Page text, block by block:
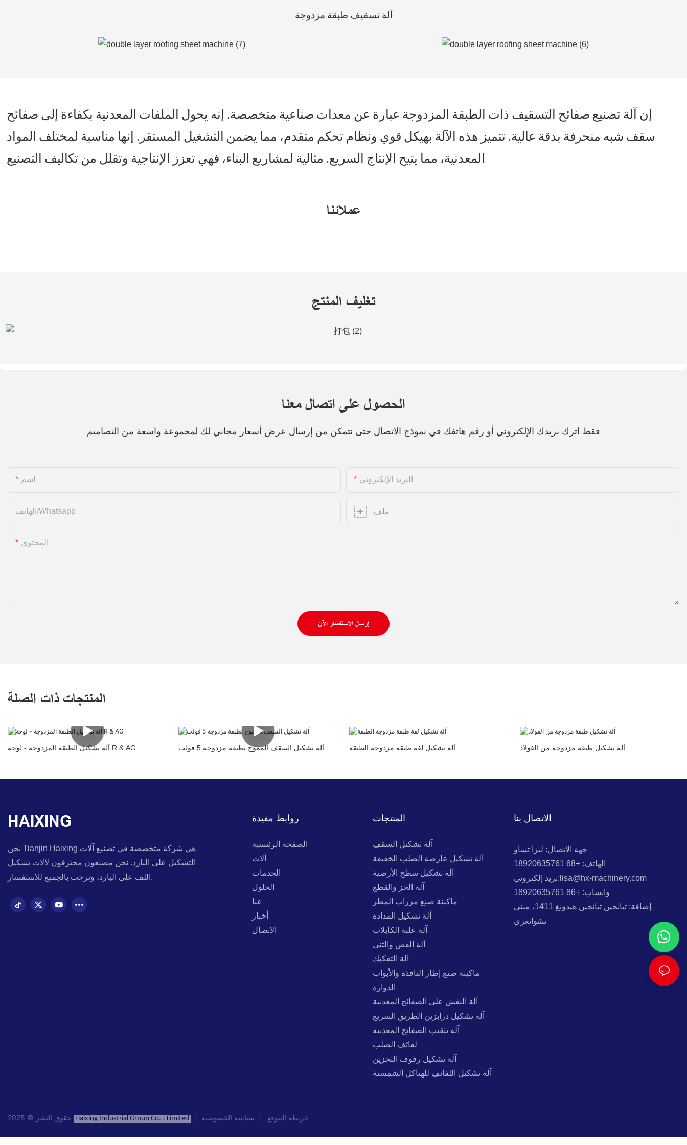
آلة تسقيف طبقة مزدوجة
إن آلة تصنيع صفائح التسقيف ذات الطبقة المزدوجة عبارة عن معدات صناعية متخصصة. إنه يحول الملفات المعدنية بكفاءة إلى صفائح
سقف شبه منحرفة بدقة عالية. تتميز هذه الآلة بهيكل قوي ونظام تحكم متقدم، مما يضمن التشغيل المستقر. إنها مناسبة لمختلف المواد
عملائنا
تغليف المنتج
الحصول على اتصال معنا
فقط اترك بريدك الإلكتروني أو رقم هاتفك في نموذج الاتصال حتى نتمكن من إرسال عرض أسعار مجاني لك لمجموعة واسعة من التصاميم
اسم البريد الإلكتروني
الهاتف/whatsapp ملف
المحتوى
إرسال الاستفسار الآن
المنتجات ذات الصلة
آلة تشكيل الطبقة المزدوجة - لوحة R & AG آلة تشكيل السقف المموج بطبقة مزدوجة 5 فولت آلة تشكيل لفة طبقة مزدوجة الطبقة آلة تشكيل طبقة مزدوجة من الفولاذ
HAIXING
نحن Tianjin Haixing هي شركة متخصصة في تصنيع آلات
التشكيل على البارد. نحن مصنعون محترفون لآلات تشكيل
اللف على البارد، ونرحب بالجميع للاستفسار.
روابط مفيدة
الصفحة الرئيسية
آلات
الخدمات
الحلول
عنا
أخبار
الاتصال
المنتجات
آلة تشكيل السقف
آلة تشكيل عارضة الصلب الخفيفة
آلة تشكيل سطح الأرضية
آلة الحز والقطع
ماكينة صنع مزراب المطر
آلة تشكيل المدادة
آلة علبة الكابلات
آلة القص والثني
آلة التفكيك
ماكينة صنع إطار النافذة والأبواب
الدوارة
آلة النقش على الصفائح المعدنية
آلة تشكيل درابزين الطريق السريع
آلة تثقيب الصفائح المعدنية
لفائف الصلب
آلة تشكيل رفوف التخزين
آلة تشكيل اللفائف للهياكل الشمسية
الاتصال بنا
جهة الاتصال: ليزا تشاو
الهاتف: +68 18920635761
بريد إلكتروني:lisa@hx-machinery.com
واتساب: +86 18920635761
إضافة: تيانجين تيانجين هيدونغ 1411، مبنى
تشوانغزي
Haixing Industrial Group Co. ، Limited خريطة الموقع سياسة الخصوصية